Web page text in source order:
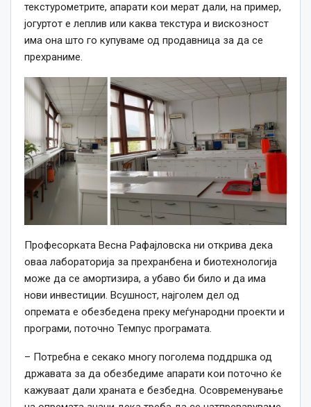
текстурометрите, апарати кои мерат дали, на пример,
јогуртот е леплив или каква текстура и вискозност
има она што го купуваме од продавница за да се
прехраниме.
Професорката Весна Рафајловска ни открива дека
оваа лабораторија за прехранбена и биотехнологија
може да се амортизира, а убаво би било и да има
нови инвестиции. Всушност, најголем дел од
опремата е обезбедена преку меѓународни проекти и
програми, поточно Темпус програмата.
– Потребна е секако многу поголема поддршка од
државата за да обезбедиме апарати кои поточно ќе
кажуваат дали храната е безбедна. Осовременување